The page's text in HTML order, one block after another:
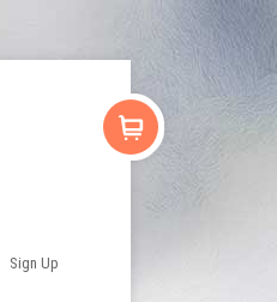
Sign Up